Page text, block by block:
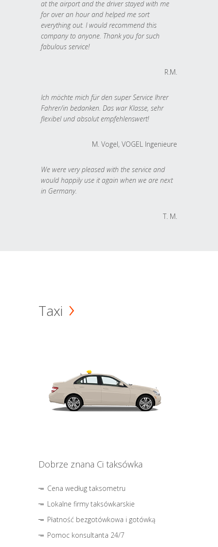
at the airport and the driver stayed with me
for over an hour and helped me sort
everything out. I would recommend this
company to anyone. Thank you for such
fabulous service!
R.M.
Ich möchte mich für den super Service Ihrer
Fahrer/in bedanken. Das war Klasse, sehr
flexibel und absolut empfehlenswert!
M. Vogel, VOGEL Ingenieure
We were very pleased with the service and
would happily use it again when we are next
in Germany.
T. M.
Taxi
Dobrze znana Ci taksówka
Cena według taksometru
Lokalne firmy taksówkarskie
Płatność bezgotówkowa i gotówką
Pomoc konsultanta 24/7